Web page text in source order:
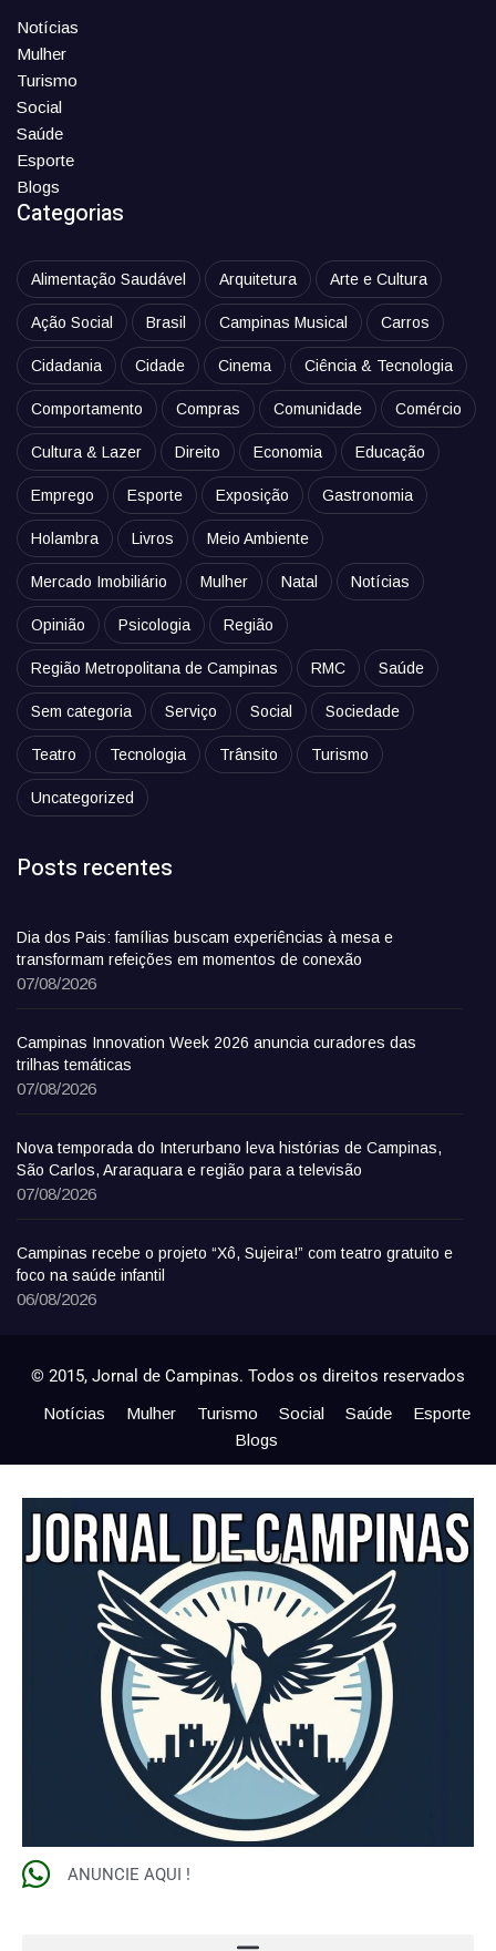
Notícias
Mulher
Turismo
Social
Saúde
Esporte
Blogs
Categorias
Alimentação Saudável Arquitetura Arte e Cultura
Ação Social Brasil Campinas Musical Carros
Cidadania Cidade Cinema Ciência & Tecnologia
Comportamento Compras Comunidade Comércio
Cultura & Lazer Direito Economia Educação
Emprego Esporte Exposição Gastronomia
Holambra Livros Meio Ambiente
Mercado Imobiliário Mulher Natal Notícias
Opinião Psicologia Região
Região Metropolitana de Campinas RMC Saúde
Sem categoria Serviço Social Sociedade
Teatro Tecnologia Trânsito Turismo
Uncategorized
Posts recentes
Dia dos Pais: famílias buscam experiências à mesa e
transformam refeições em momentos de conexão
07/08/2026
Campinas Innovation Week 2026 anuncia curadores das
trilhas temáticas
07/08/2026
Nova temporada do Interurbano leva histórias de Campinas,
São Carlos, Araraquara e região para a televisão
07/08/2026
Campinas recebe o projeto “Xô, Sujeira!” com teatro gratuito e
foco na saúde infantil
06/08/2026
© 2015, Jornal de Campinas. Todos os direitos reservados
Notícias Mulher Turismo Social Saúde
Esporte
Blogs
ANUNCIE AQUI !